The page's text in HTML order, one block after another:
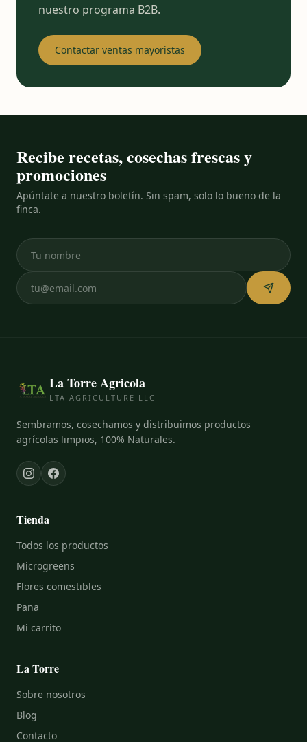
nuestro programa B2B.
Contactar ventas mayoristas
Recibe recetas, cosechas frescas y
promociones
Apúntate a nuestro boletín. Sin spam, solo lo bueno de la
finca.
La Torre Agricola
LTA AGRICULTURE LLC
Sembramos, cosechamos y distribuimos productos
agrícolas limpios, 100% Naturales.
Tienda
Todos los productos
Microgreens
Flores comestibles
Pana
Mi carrito
La Torre
Sobre nosotros
Blog
Contacto